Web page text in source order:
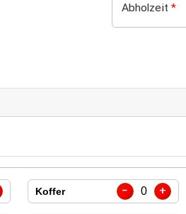
Abholzeit *
Koffer − 0 +